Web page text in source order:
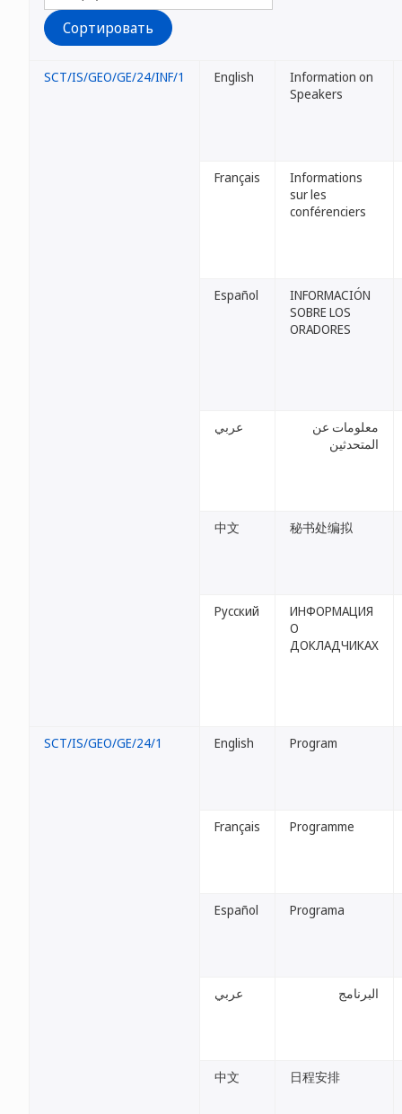
SCT/IS/GEO/GE/24/INF/1 English
Information on
Speakers
Français
Informations
sur les
conférenciers
Español
INFORMACIÓN
SOBRE LOS
ORADORES
عربي
معلومات عن
المتحدثين
中文 秘书处编拟
Русский
ИНФОРМАЦИЯ
О
ДОКЛАДЧИКАХ
SCT/IS/GEO/GE/24/1 English Program
Français Programme
Español Programa
عربي البرنامج
中文 日程安排